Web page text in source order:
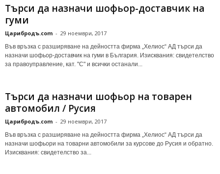
Търси да назначи шофьор-доставчик на
гуми
Царибродъ.com - 29 ноември, 2017
Във връзка с разширяване на дейността фирма „Хелиос“ АД търси да
назначи шофьор-доставчик на гуми в България. Изисквания: свидетелство
за правоуправление, кат. "С" и всички останали...
Търси да назначи шофьор на товарен
автомобил / Русия
Царибродъ.com - 29 ноември, 2017
Във връзка с разширяване на дейността фирма „Хелиос“ АД търси да
назначи шофьори на товарни автомобили за курсове до Русия и обратно.
Изисквания: свидетелство за...